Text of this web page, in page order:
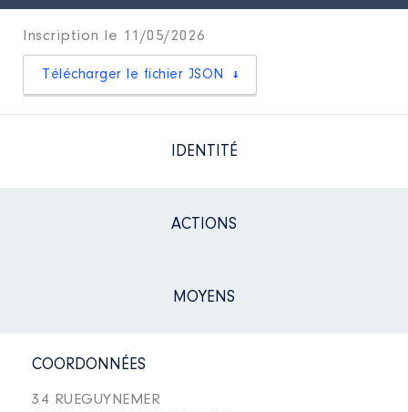
Inscription le 11/05/2026
Télécharger le fichier JSON
IDENTITÉ
ACTIONS
MOYENS
COORDONNÉES
34 RUEGUYNEMER